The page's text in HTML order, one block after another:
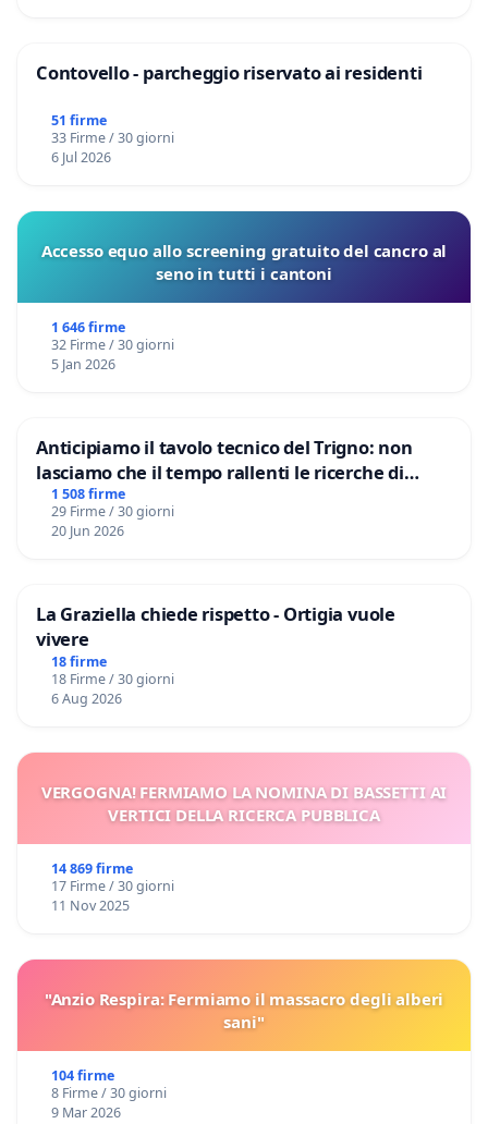
Contovello - parcheggio riservato ai residenti
51 firme
33 Firme / 30 giorni
6 Jul 2026
Accesso equo allo screening gratuito del cancro al
seno in tutti i cantoni
1 646 firme
32 Firme / 30 giorni
5 Jan 2026
Anticipiamo il tavolo tecnico del Trigno: non
lasciamo che il tempo rallenti le ricerche di
Domenico Racanati
1 508 firme
29 Firme / 30 giorni
20 Jun 2026
La Graziella chiede rispetto - Ortigia vuole
vivere
18 firme
18 Firme / 30 giorni
6 Aug 2026
VERGOGNA! FERMIAMO LA NOMINA DI BASSETTI AI
VERTICI DELLA RICERCA PUBBLICA
14 869 firme
17 Firme / 30 giorni
11 Nov 2025
"Anzio Respira: Fermiamo il massacro degli alberi
sani"
104 firme
8 Firme / 30 giorni
9 Mar 2026